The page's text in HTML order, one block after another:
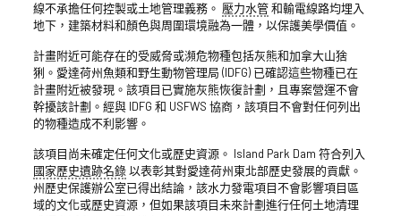
線不承擔任何控製或土地管理義務。 壓力水管和輸電線路均埋入
地下，建築材料和顏色與周圍環境融為一體，以保護美學價值。
計畫附近可能存在的受威脅或瀕危物種包括灰熊和加拿大山猞
猁。愛達荷州魚類和野生動物管理局 (IDFG) 已確認這些物種已在
計畫附近被發現。該項目已實施灰熊恢復計劃，且專案營運不會
幹擾該計劃。經與 IDFG 和 USFWS 協商，該項目不會對任何列出
的物種造成不利影響。
該項目尚未確定任何文化或歷史資源。 Island Park Dam 符合列入
國家歷史遺跡名錄以表彰其對愛達荷州東北部歷史發展的貢獻。
州歷史保護辦公室已得出結論，該水力發電項目不會影響項目區
域的文化或歷史資源，但如果該項目未來計劃進行任何土地清理